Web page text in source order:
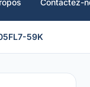
Contactez-
59K